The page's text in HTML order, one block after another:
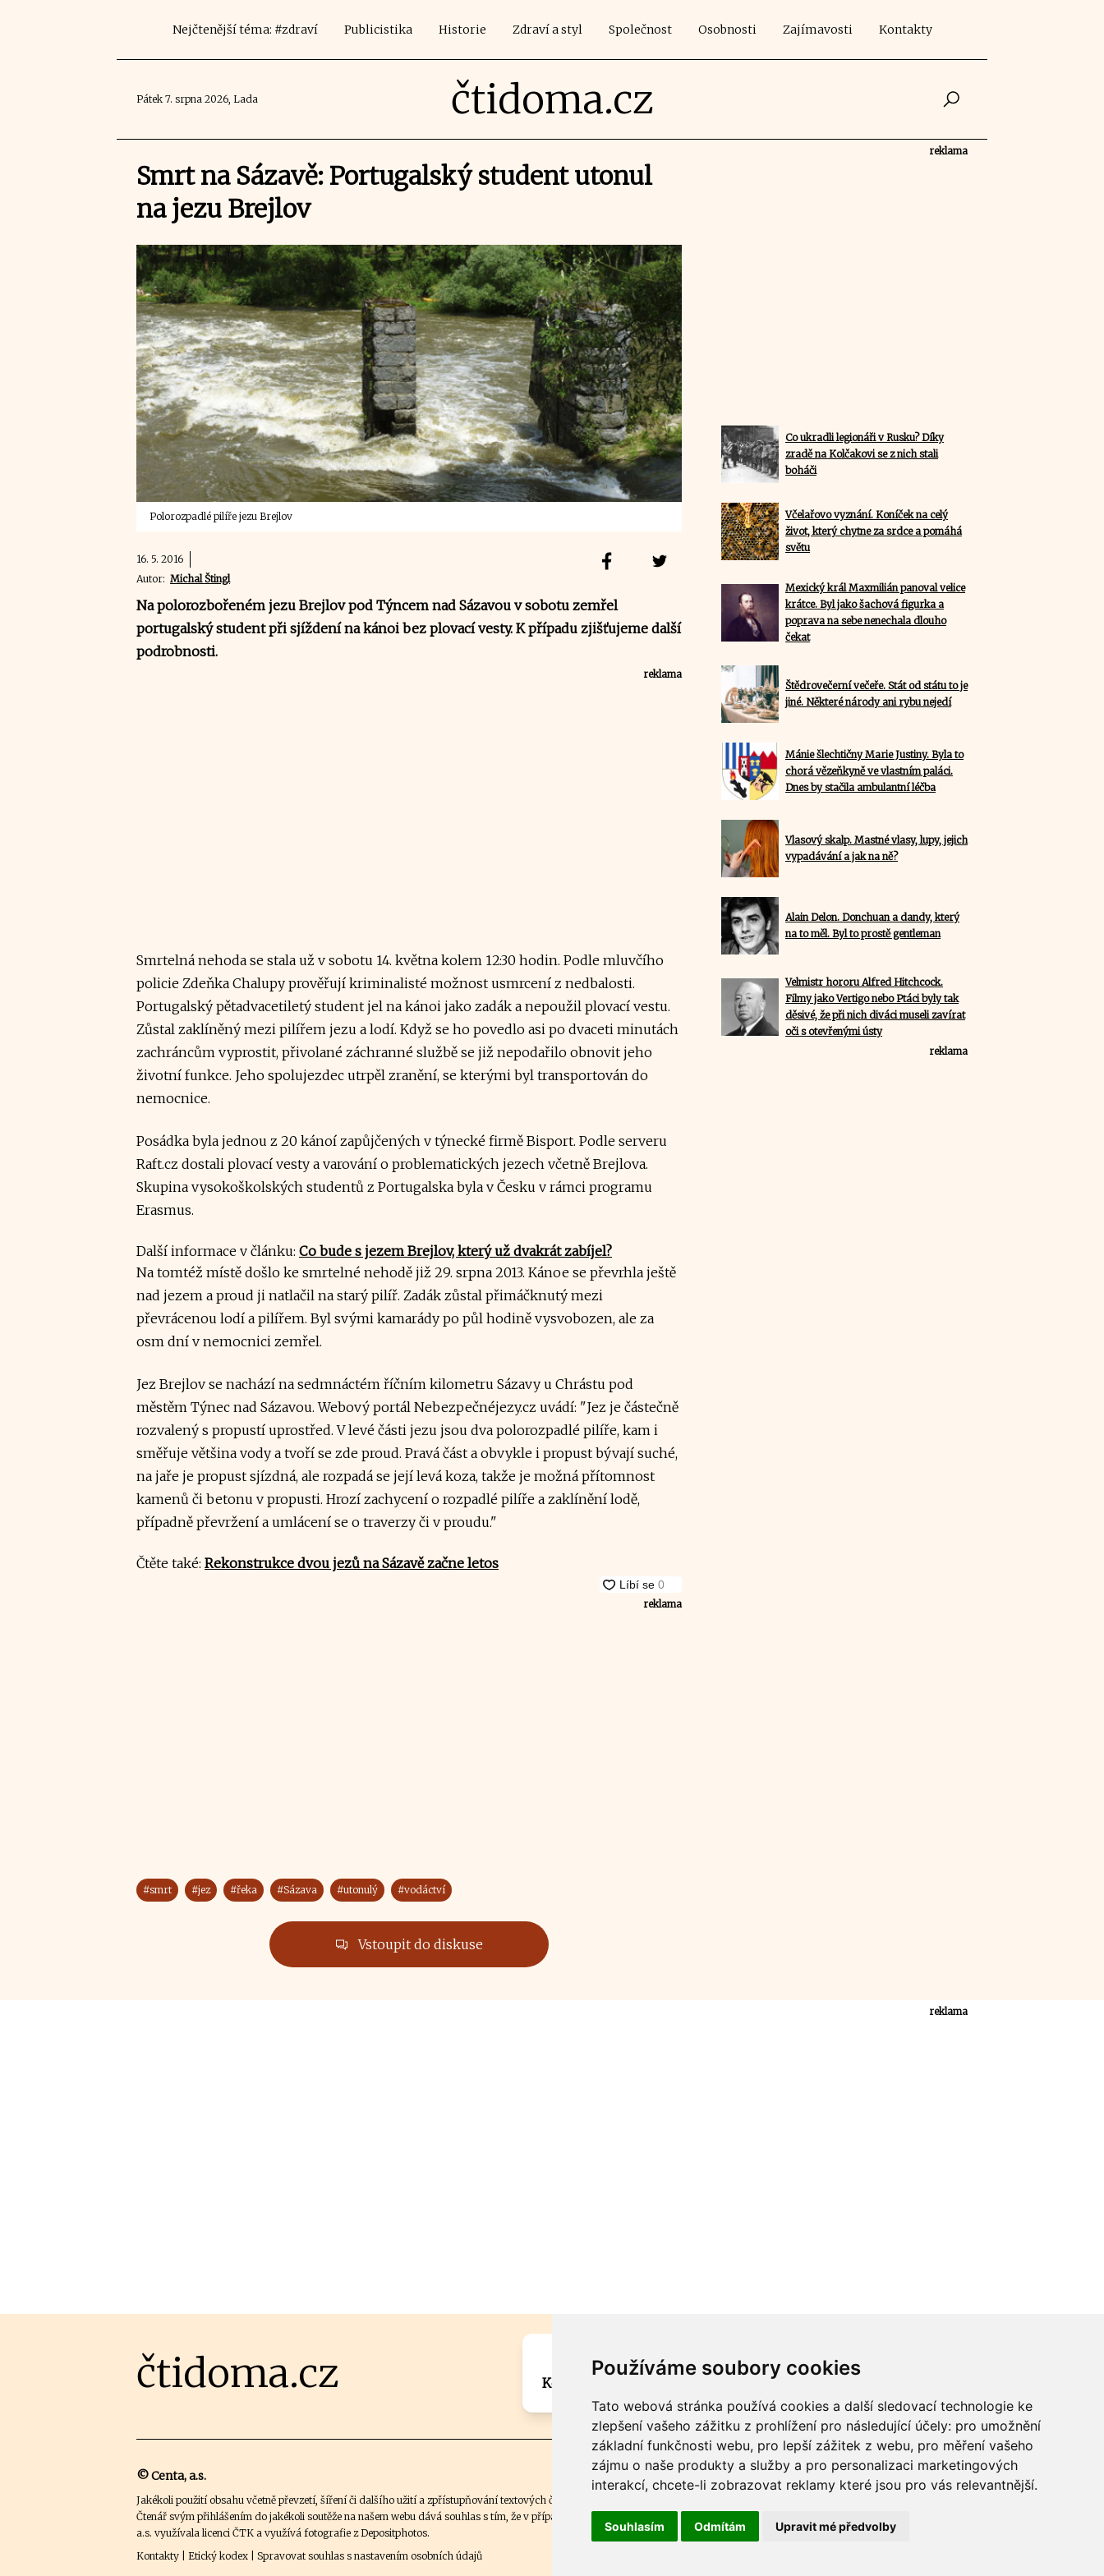
Používáme soubory cookies
Tato webová stránka používá cookies a další sledovací technologie ke
zlepšení vašeho zážitku z prohlížení pro následující účely: pro umožnění
základní funkčnosti webu, pro lepší zážitek z webu, pro měření vašeho
zájmu o naše produkty a služby a pro personalizaci marketingových
interakcí, chcete-li zobrazovat reklamy které jsou pro vás relevantnější.
Souhlasím Odmítám Upravit mé předvolby
Nejčtenější téma: #zdraví Publicistika Historie Zdraví a styl Společnost Osobnosti Zajímavosti Kontakty
Pátek 7. srpna 2026, Lada čtidoma.cz
Smrt na Sázavě: Portugalský student utonul
na jezu Brejlov
Polorozpadlé pilíře jezu Brejlov
16. 5. 2016
Autor: Michal Štingl
Na polorozbořeném jezu Brejlov pod Týncem nad Sázavou v sobotu zemřel
portugalský student při sjíždení na kánoi bez plovací vesty. K případu zjišťujeme další
podrobnosti.
reklama
Smrtelná nehoda se stala už v sobotu 14. května kolem 12:30 hodin. Podle mluvčího
policie Zdeňka Chalupy prověřují kriminalisté možnost usmrcení z nedbalosti.
Portugalský pětadvacetiletý student jel na kánoi jako zadák a nepoužil plovací vestu.
Zůstal zaklíněný mezi pilířem jezu a lodí. Když se ho povedlo asi po dvaceti minutách
zachráncům vyprostit, přivolané záchranné službě se již nepodařilo obnovit jeho
životní funkce. Jeho spolujezdec utrpěl zranění, se kterými byl transportován do
nemocnice.
Posádka byla jednou z 20 kánoí zapůjčených v týnecké firmě Bisport. Podle serveru
Raft.cz dostali plovací vesty a varování o problematických jezech včetně Brejlova.
Skupina vysokoškolských studentů z Portugalska byla v Česku v rámci programu
Erasmus.
Další informace v článku: Co bude s jezem Brejlov, který už dvakrát zabíjel?
Na tomtéž místě došlo ke smrtelné nehodě již 29. srpna 2013. Kánoe se převrhla ještě
nad jezem a proud ji natlačil na starý pilíř. Zadák zůstal přimáčknutý mezi
převrácenou lodí a pilířem. Byl svými kamarády po půl hodině vysvobozen, ale za
osm dní v nemocnici zemřel.
Jez Brejlov se nachází na sedmnáctém říčním kilometru Sázavy u Chrástu pod
městěm Týnec nad Sázavou. Webový portál Nebezpečnéjezy.cz uvádí: "Jez je částečně
rozvalený s propustí uprostřed. V levé části jezu jsou dva polorozpadlé pilíře, kam i
směřuje většina vody a tvoří se zde proud. Pravá část a obvykle i propust bývají suché,
na jaře je propust sjízdná, ale rozpadá se její levá koza, takže je možná přítomnost
kamenů či betonu v propusti. Hrozí zachycení o rozpadlé pilíře a zaklínění lodě,
případně převržení a umlácení se o traverzy či v proudu."
Čtěte také: Rekonstrukce dvou jezů na Sázavě začne letos
reklama
#smrt #jez #řeka #Sázava #utonulý #vodáctví
Vstoupit do diskuse
reklama
Co ukradli legionáři v Rusku? Díky
zradě na Kolčakovi se z nich stali
boháči
Včelařovo vyznání. Koníček na celý
život, který chytne za srdce a pomáhá
světu
Mexický král Maxmilián panoval velice
krátce. Byl jako šachová figurka a
poprava na sebe nenechala dlouho
čekat
Štědrovečerní večeře. Stát od státu to je
jiné. Některé národy ani rybu nejedí
Mánie šlechtičny Marie Justiny. Byla to
chorá vězeňkyně ve vlastním paláci.
Dnes by stačila ambulantní léčba
Vlasový skalp. Mastné vlasy, lupy, jejich
vypadávání a jak na ně?
Alain Delon. Donchuan a dandy, který
na to měl. Byl to prostě gentleman
Velmistr hororu Alfred Hitchcock.
Filmy jako Vertigo nebo Ptáci byly tak
děsivé, že při nich diváci museli zavírat
oči s otevřenými ústy
reklama
reklama
čtidoma.cz
Máte zajímavou informaci? Chcete spolupracovat?
Kontaktujte šéfredaktora Martina Chalupu:
© Centa, a.s.
Jakékoli použití obsahu včetně převzetí, šíření či dalšího užití a zpřístupňování textových či obrazových materiálů bez písemného souhlasu společnosti Centa,a.s. je zakázáno.
Čtenář svým přihlášením do jakékoli soutěže na našem webu dává souhlas s tím, že v případě, že se stane výhercem této soutěže, může být jeho jméno na webu publikováno. Centa,
a.s. využívala licenci ČTK a využívá fotografie zDepositphotos.
Kontakty
Etický kodex Spravovat souhlas s nastavením osobních údajů